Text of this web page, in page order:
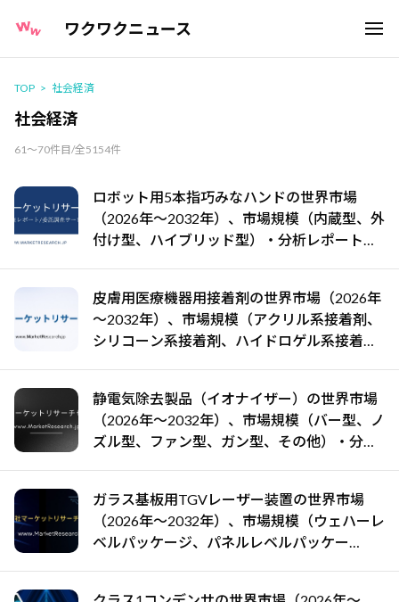
ワクワクニュース
TOP 社会経済
社会経済
61～70件目/全5154件
ロボット用5本指巧みなハンドの世界市場
（2026年～2032年）、市場規模（内蔵型、外
付け型、ハイブリッド型）・分析レポートを
皮膚用医療機器用接着剤の世界市場（2026年
～2032年）、市場規模（アクリル系接着剤、
シリコーン系接着剤、ハイドロゲル系接着
静電気除去製品（イオナイザー）の世界市場
（2026年～2032年）、市場規模（バー型、ノ
ズル型、ファン型、ガン型、その他）・分析
ガラス基板用TGVレーザー装置の世界市場
（2026年～2032年）、市場規模（ウェハーレ
ベルパッケージ、パネルレベルパッケー